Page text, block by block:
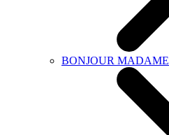
BONJOUR MADAME